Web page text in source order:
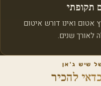
תקופתי
אטום ואינו דורש איטום
לאורך שנים.
שיש ג'אן
להכיר